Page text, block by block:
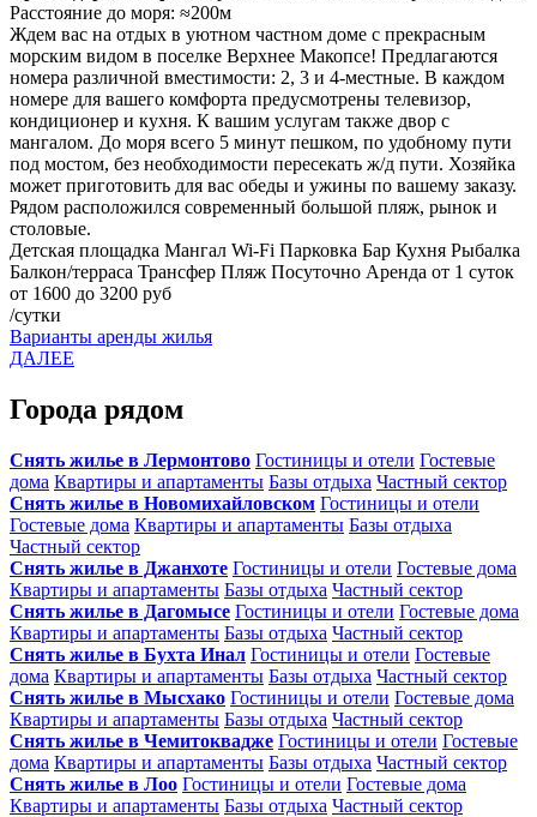
Расстояние до моря: ≈200м
Ждем вас на отдых в уютном частном доме с прекрасным
морским видом в поселке Верхнее Макопсе! Предлагаются
номера различной вместимости: 2, 3 и 4-местные. В каждом
номере для вашего комфорта предусмотрены телевизор,
кондиционер и кухня. К вашим услугам также двор с
мангалом. До моря всего 5 минут пешком, по удобному пути
под мостом, без необходимости пересекать ж/д пути. Хозяйка
может приготовить для вас обеды и ужины по вашему заказу.
Рядом расположился современный большой пляж, рынок и
столовые.
Детская площадка Мангал Wi-Fi Парковка Бар Кухня Рыбалка
Балкон/терраса Трансфер Пляж Посуточно Аренда от 1 суток
от 1600 до 3200 руб
/сутки
Варианты аренды жилья
ДАЛЕЕ
Города рядом
Снять жилье в Лермонтово Гостиницы и отели Гостевые
дома Квартиры и апартаменты Базы отдыха Частный сектор
Снять жилье в Новомихайловском Гостиницы и отели
Гостевые дома Квартиры и апартаменты Базы отдыха
Частный сектор
Снять жилье в Джанхоте Гостиницы и отели Гостевые дома
Квартиры и апартаменты Базы отдыха Частный сектор
Снять жилье в Дагомысе Гостиницы и отели Гостевые дома
Квартиры и апартаменты Базы отдыха Частный сектор
Снять жилье в Бухта Инал Гостиницы и отели Гостевые
дома Квартиры и апартаменты Базы отдыха Частный сектор
Снять жилье в Мысхако Гостиницы и отели Гостевые дома
Квартиры и апартаменты Базы отдыха Частный сектор
Снять жилье в Чемитоквадже Гостиницы и отели Гостевые
дома Квартиры и апартаменты Базы отдыха Частный сектор
Снять жилье в Лоо Гостиницы и отели Гостевые дома
Квартиры и апартаменты Базы отдыха Частный сектор